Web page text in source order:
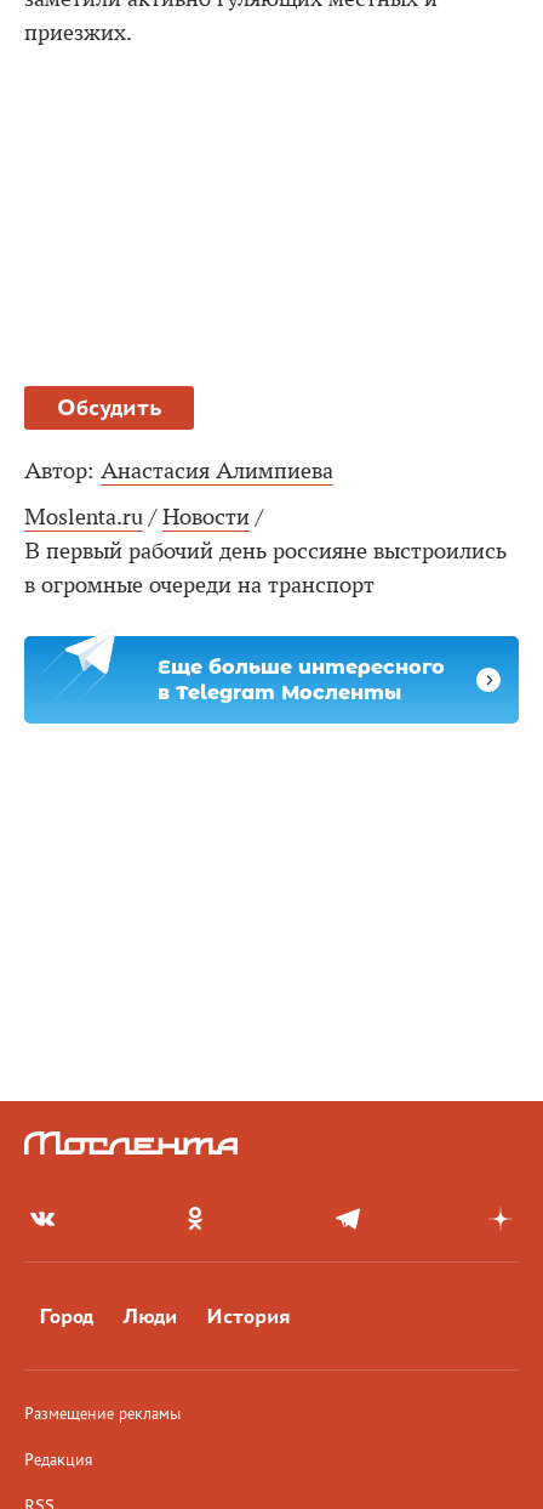
приезжих.
Обсудить
Автор: Анастасия Алимпиева
Moslenta.ru / Новости /
В первый рабочий день россияне выстроились
в огромные очереди на транспорт
Еще больше интересного
в Telegram Мосленты
Город Люди История
Размещение рекламы
Редакция